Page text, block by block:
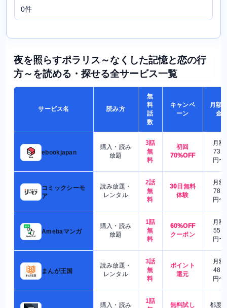
0件
夜を照らすポラリス～なくした記憶と恋の行
方～を読める・探せる全サービス一覧
サービス名 読み方
無
料
話
数
キャンペ
ーン
月額
金
ebookjapan
購入・読み
放題
3話
無
料
初回
70%OFF
月額
730
円〜
コミックシーモ
ア
読み放題・
レンタル
2話
無
料
30日無料
体験
月額
780
円〜
Amebaマンガ
購入・読み
放題
1話
無
料
60%OFF
クーポン
月額
550
円〜
まんが王国
読み放題・
レンタル
3話
無
料
ポイント
還元
月額
480
円〜
購入・読み
1話
無料試し 都度